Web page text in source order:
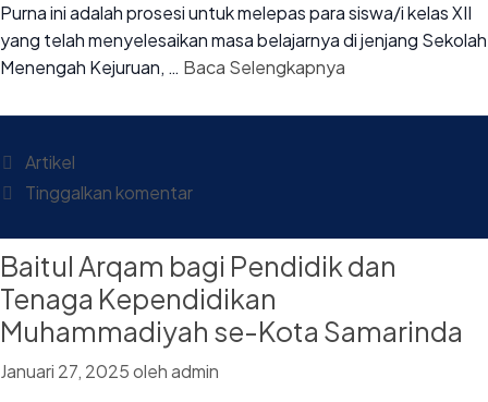
Purna ini adalah prosesi untuk melepas para siswa/i kelas XII
yang telah menyelesaikan masa belajarnya di jenjang Sekolah
Menengah Kejuruan, … Baca Selengkapnya
Artikel
Tinggalkan komentar
Baitul Arqam bagi Pendidik dan
Tenaga Kependidikan
Muhammadiyah se-Kota Samarinda
Januari 27, 2025olehadmin